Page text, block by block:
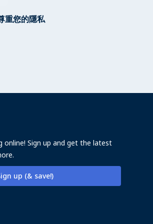
重您的隱私
online! Sign up and get the latest
up (& save!)